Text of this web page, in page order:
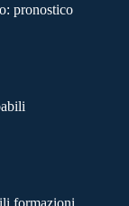
pronostico
formazioni